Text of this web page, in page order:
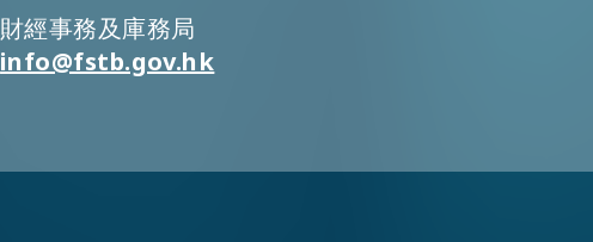
財經事務及庫務局
info@fstb.gov.hk